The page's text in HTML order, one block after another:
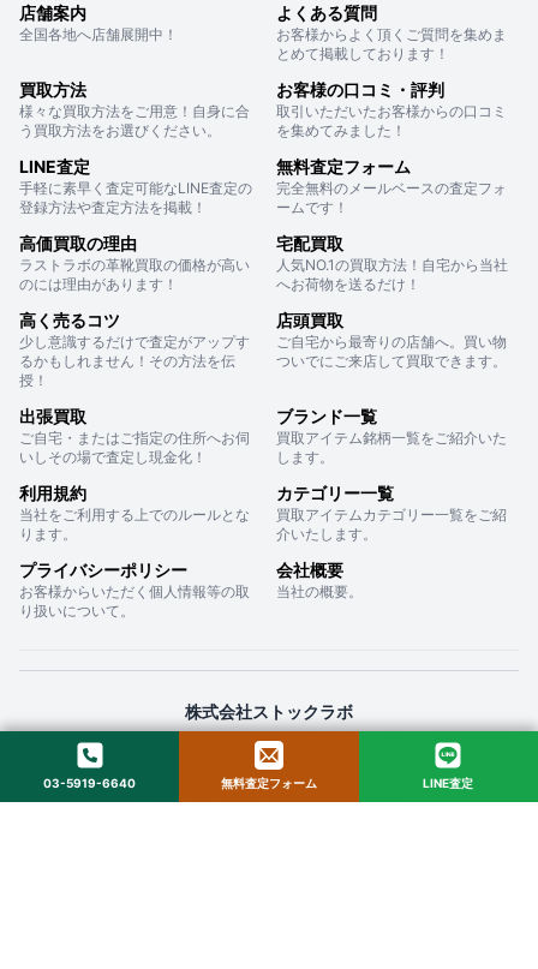
店舗案内
全国各地へ店舗展開中！
よくある質問
お客様からよく頂くご質問を集めま
とめて掲載しております！
買取方法
様々な買取方法をご用意！自身に合
う買取方法をお選びください。
お客様の口コミ・評判
取引いただいたお客様からの口コミ
を集めてみました！
LINE査定
手軽に素早く査定可能なLINE査定の
登録方法や査定方法を掲載！
無料査定フォーム
完全無料のメールベースの査定フォ
ームです！
高価買取の理由
ラストラボの革靴買取の価格が高い
のには理由があります！
宅配買取
人気NO.1の買取方法！自宅から当社
へお荷物を送るだけ！
高く売るコツ
少し意識するだけで査定がアップす
るかもしれません！その方法を伝
授！
店頭買取
ご自宅から最寄りの店舗へ。買い物
ついでにご来店して買取できます。
出張買取
ご自宅・またはご指定の住所へお伺
いしその場で査定し現金化！
ブランド一覧
買取アイテム銘柄一覧をご紹介いた
します。
利用規約
当社をご利用する上でのルールとな
ります。
カテゴリー一覧
買取アイテムカテゴリー一覧をご紹
介いたします。
プライバシーポリシー
お客様からいただく個人情報等の取
り扱いについて。
会社概要
当社の概要。
株式会社ストックラボ
〒160-0022 東京都新宿区新宿２丁目１２−１６ セントフォービル ２０３
© 2025 StockLab. All Rights Reserved.
03-5919-6640 無料査定フォーム LINE査定